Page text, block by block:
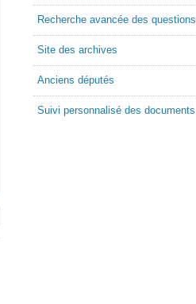
Recherche avancée des questions
Site des archives
Anciens députés
Suivi personnalisé des documents